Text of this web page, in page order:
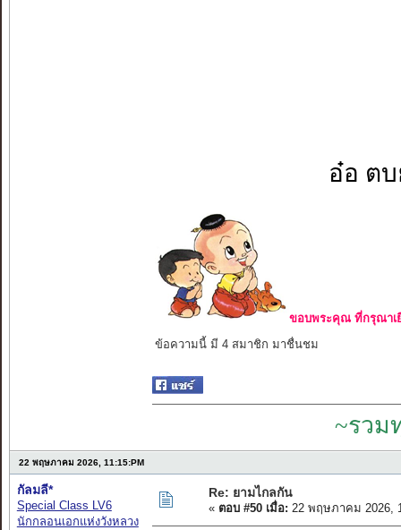
อ๋อ ตบ
ขอบพระคุณ ที่กรุณาเ
ข้อความนี้ มี 4 สมาชิก มาชื่นชม
~รวม
22 พฤษภาคม 2026, 11:15:PM
กัลมลี*
Special Class LV6
นักกลอนเอกแห่งวังหลวง
Re: ยามไกลกัน
« ตอบ #50 เมื่อ: 22 พฤษภาคม 2026,